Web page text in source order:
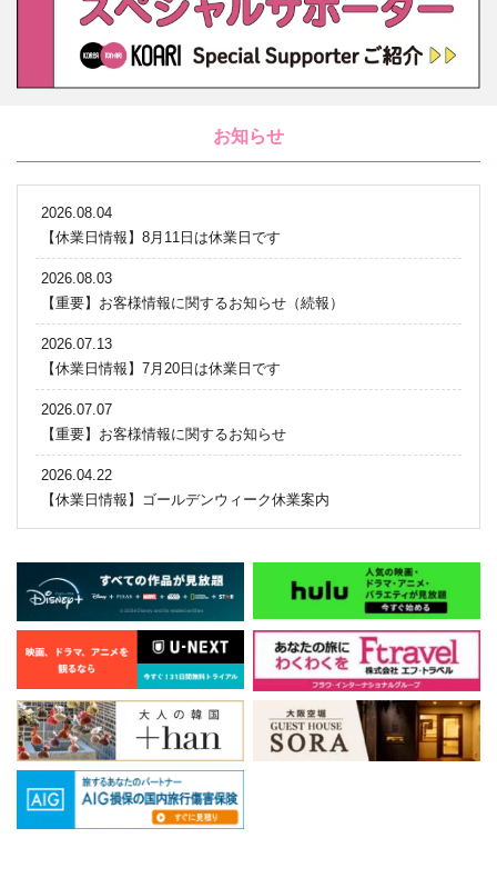
お知らせ
2026.08.04
【休業日情報】8月11日は休業日です
2026.08.03
【重要】お客様情報に関するお知らせ（続報）
2026.07.13
【休業日情報】7月20日は休業日です
2026.07.07
【重要】お客様情報に関するお知らせ
2026.04.22
【休業日情報】ゴールデンウィーク休業案内